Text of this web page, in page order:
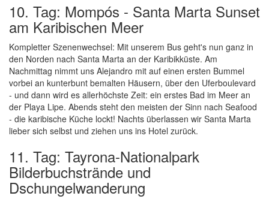
10. Tag: Mompós - Santa Marta Sunset
am Karibischen Meer
Kompletter Szenenwechsel: Mit unserem Bus geht's nun ganz in
den Norden nach Santa Marta an der Karibikküste. Am
Nachmittag nimmt uns Alejandro mit auf einen ersten Bummel
vorbei an kunterbunt bemalten Häusern, über den Uferboulevard
- und dann wird es allerhöchste Zeit: ein erstes Bad im Meer an
der Playa Lipe. Abends steht den meisten der Sinn nach Seafood
- die karibische Küche lockt! Nachts überlassen wir Santa Marta
lieber sich selbst und ziehen uns ins Hotel zurück.
11. Tag: Tayrona-Nationalpark
Bilderbuchstrände und
Dschungelwanderung